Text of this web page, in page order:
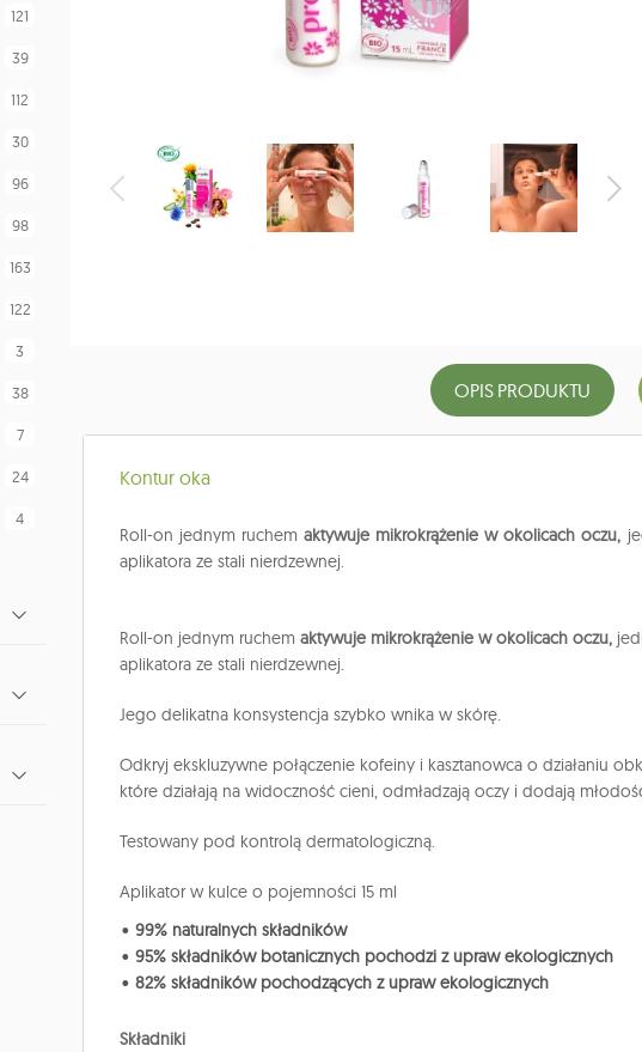
121
39
112
30
96
98
163
122
3
38
7
24
4
OPIS PRODUKTU
Kontur oka
Roll-on jednym ruchemaktywuje mikrokrążenie w okolicach oczu,
aplikatora ze stali nierdzewnej.
Roll-on jednym ruchem aktywuje mikrokrążenie w okolicach oczu,
aplikatora ze stali nierdzewnej.
Jego delikatna konsystencja szybko wnika w skórę.
Odkryj ekskluzywne połączenie kofeiny i kasztanowca o działaniu
które działają na widoczność cieni, odmładzają oczy i dodają
Testowany pod kontrolą dermatologiczną.
Aplikator w kulce o pojemności 15 ml
99% naturalnych składników
95% składników botanicznych pochodzi z upraw ekologicznych
82% składników pochodzących z upraw ekologicznych
Składniki